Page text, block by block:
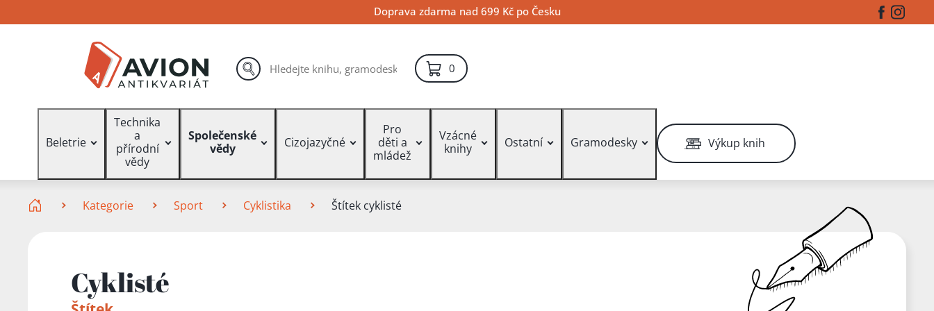
na
na
na
Doprava zdarma nad 699 Kč po Česku Facebook
Vyhledávání hledat
0položek – košík
Beletrie
Technika
a
přírodní
vědy
Společenské
vědy
Cizojazyčné
Pro
děti a
mládež
Vzácné
knihy
Ostatní Gramodesky Výkup knih
Kategorie Sport Cyklistika Štítek cyklisté
Cyklisté